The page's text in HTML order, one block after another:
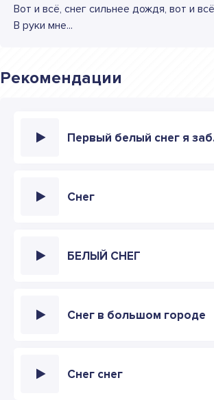
Вот и всё, снег сильнее дождя, вот и
В руки мне...
Рекомендации
Снег
БЕЛЫЙ СНЕГ
Снег в большом городе
Снег снег